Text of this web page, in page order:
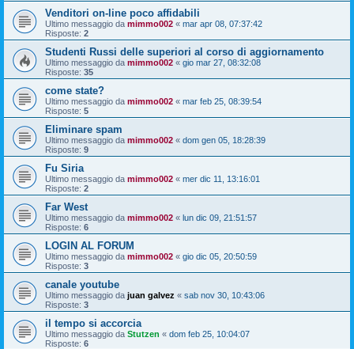
Venditori on-line poco affidabili
Ultimo messaggio da mimmo002 « mar apr 08, 07:37:42
Risposte: 2
Studenti Russi delle superiori al corso di aggiornamento
Ultimo messaggio da mimmo002 « gio mar 27, 08:32:08
Risposte: 35
come state?
Ultimo messaggio da mimmo002 « mar feb 25, 08:39:54
Risposte: 5
Eliminare spam
Ultimo messaggio da mimmo002 « dom gen 05, 18:28:39
Risposte: 9
Fu Siria
Ultimo messaggio da mimmo002 « mer dic 11, 13:16:01
Risposte: 2
Far West
Ultimo messaggio da mimmo002 « lun dic 09, 21:51:57
Risposte: 6
LOGIN AL FORUM
Ultimo messaggio da mimmo002 « gio dic 05, 20:50:59
Risposte: 3
canale youtube
Ultimo messaggio da juan galvez « sab nov 30, 10:43:06
Risposte: 3
il tempo si accorcia
Ultimo messaggio da Stutzen « dom feb 25, 10:04:07
Risposte: 6